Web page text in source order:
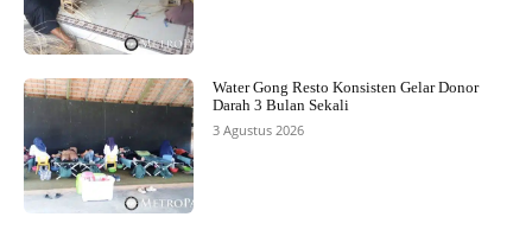
Water Gong Resto Konsisten Gelar Donor
Darah 3 Bulan Sekali
3 Agustus 2026